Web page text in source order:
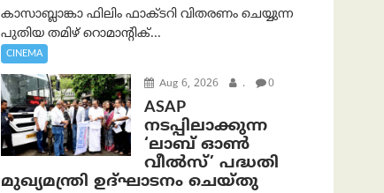
കാസാബ്ലാങ്കാ ഫിലിം ഫാക്ടറി വിതരണം ചെയ്യുന്ന
പുതിയ തമിഴ് റൊമാന്റിക്...
CINEMA
Aug 6, 2026 . 0
ASAP
നടപ്പിലാക്കുന്ന
‘ലാബ് ഓൺ
വീൽസ്’ പദ്ധതി
മുഖ്യമന്ത്രി ഉദ്ഘാടനം ചെയ്തു